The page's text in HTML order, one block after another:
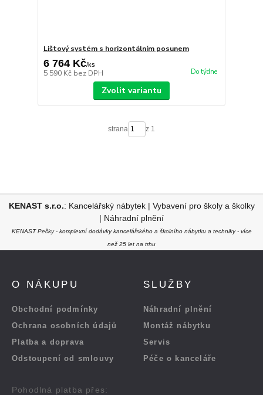
Lištový systém s horizontálním posunem
6 764 Kč/ks
5 590 Kč bez DPH Do týdne
Zvolit variantu
strana z 1
KENAST s.r.o.: Kancelářský nábytek | Vybavení pro školy a školky
| Náhradní plnění
KENAST Pečky - komplexní dodávky kancelářského a školního nábytku a techniky - více
než 25 let na trhu
O NÁKUPU
Obchodní podmínky
Ochrana osobních údajů
Platba a doprava
Odstoupení od smlouvy
Pohodlná platba přes:
SLUŽBY
Náhradní plnění
Montáž nábytku
Servis
Péče o kanceláře